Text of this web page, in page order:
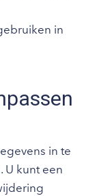
in
in te
U kunt een